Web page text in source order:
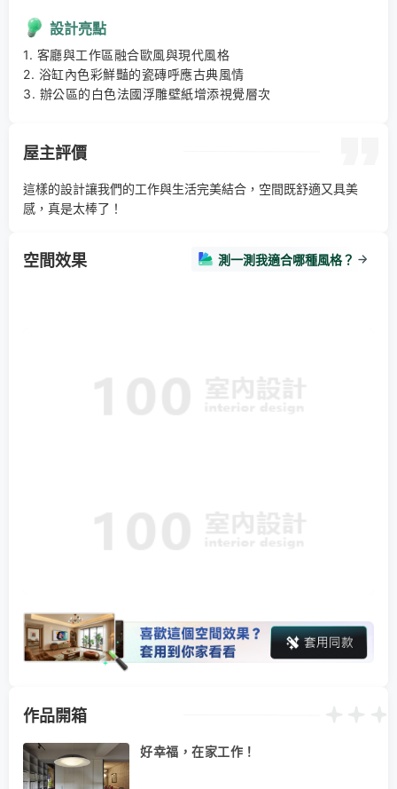
設計亮點
1. 客廳與工作區融合歐風與現代風格
2. 浴缸內色彩鮮豔的瓷磚呼應古典風情
3. 辦公區的白色法國浮雕壁紙增添視覺層次
屋主評價
這樣的設計讓我們的工作與生活完美結合，空間既舒適又具美
感，真是太棒了！
空間效果 測一測我適合哪種風格？
作品開箱
好幸福，在家工作！